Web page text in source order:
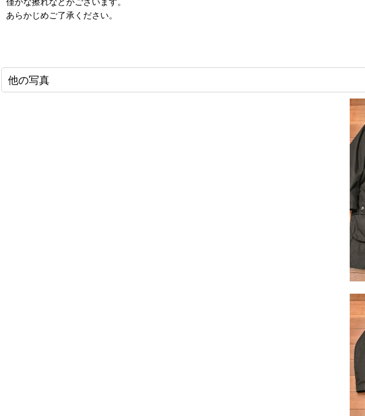
あらかじめご了承ください。
他の写真